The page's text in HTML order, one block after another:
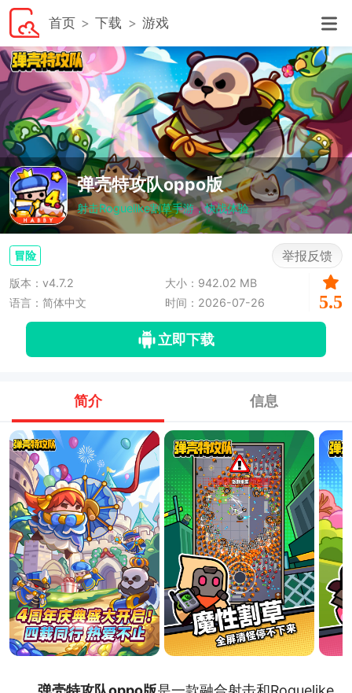
首页 下载 游戏
弹壳特攻队oppo版
射击Roguelike割草手游，快战体验
冒险 举报反馈
版本：v4.7.2
大小：942.02 MB
语言：简体中文
时间：2026-07-26 5.5
立即下载
简介 信息